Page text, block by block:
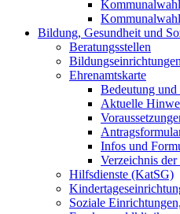
Bildung, Gesundheit und
Beratungsstellen
Bildungseinrichtungen
Ehrenamtskarte
Bedeutung
Aktuelle
Infos und
Verzeichnis der
Hilfsdienste (KatSG)
Soziale